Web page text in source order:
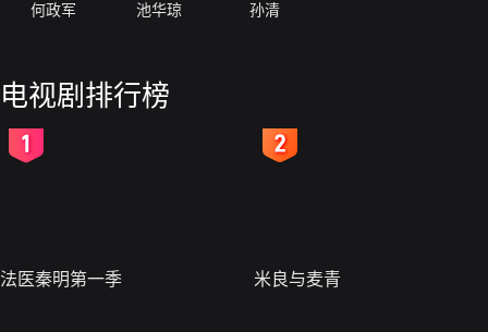
何政军 池华琼 孙清
电视剧排行榜
法医秦明第一季 米良与麦青